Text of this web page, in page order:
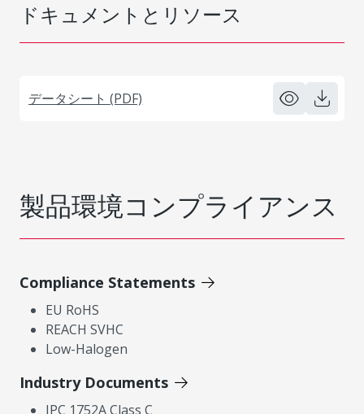
ドキュメントとリソース
データシート (PDF)
製品環境コンプライアンス
Compliance Statements
EU RoHS
REACH SVHC
Low-Halogen
Industry Documents
IPC 1752A Class C